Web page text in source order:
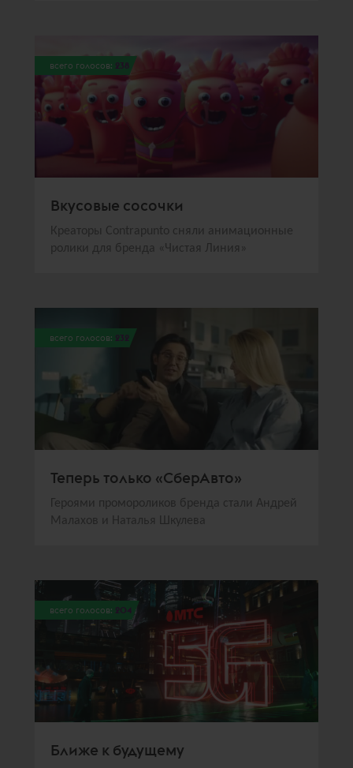
всего голосов: 238
Вкусовые сосочки
Креаторы Contrаpunto сняли анимационные
ролики для бренда «Чистая Линия»
всего голосов: 232
Теперь только «СберАвто»
Героями промороликов бренда стали Андрей
Малахов и Наталья Шкулева
всего голосов: 204
Ближе к будущему